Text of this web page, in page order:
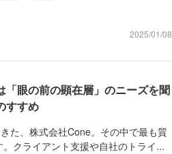
2025/01/08
眼の前の顕在層」のニーズを聞
すすめ
た、株式会社Cone。その中で最も質
クライアント支援や自社のトライ...